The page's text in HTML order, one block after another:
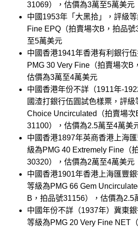
31069），估價為3萬至5萬美元
中國1953年「大黑拾」，評級
Fine EPQ（拍賣場次B，拍品
至5萬美元
中國香港1941年香港有利銀行
PMG 30 Very Fine（拍賣場次B
估價為3萬至4萬美元
中國香港年份不詳（1911年-
國渣打銀行伍圓試色樣票，評級
Choice Uncirculated（拍賣場次
31100），估價為2.5萬至4萬美
中國香港1897年英商香港上海
級為PMG 40 Extremely Fine（
30320），估價為2萬至4萬美元
中國香港1901年香港上海匯豐
等級為PMG 66 Gem
B，拍品號31156），估價為2.5
中國年份不詳（1937年）冀東
等級為PMG 20 Very Fine NET